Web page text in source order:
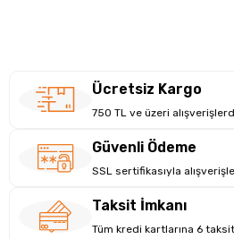
Ücretsiz Kargo
750 TL ve üzeri
Güvenli Ödeme
SSL sertifikasıyla
Taksit İmkanı
Tüm kredi kartlarına 6